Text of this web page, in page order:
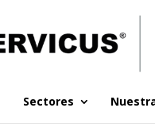
Sectores